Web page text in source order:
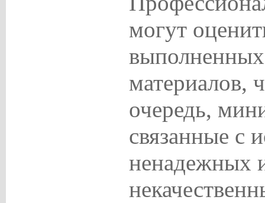
могут
материалов,
очередь,
связанные с
ненадежных